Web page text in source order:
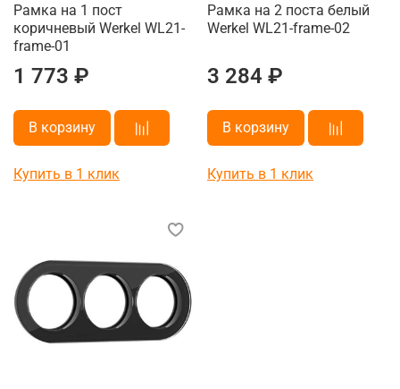
Рамка на 1 пост
коричневый Werkel WL21-
frame-01
1 773 ₽
В корзину
Купить в 1 клик
Рамка на 2 поста белый
Werkel WL21-frame-02
3 284 ₽
В корзину
Купить в 1 клик